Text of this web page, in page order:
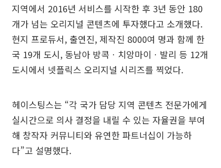
지역에서 2016년 서비스를 시작한 후 3년 동안 180
개가 넘는 오리지널 콘텐츠에 투자했다고 소개했다.
현지 프로듀서, 출연진, 제작진 8000여 명과 함께 한
국 19개 도시, 동남아 방콕ㆍ치앙마이ㆍ발리 등 12개
도시에서 넷플릭스 오리지널 시리즈를 찍었다.
헤이스팅스는 “각 국가 담당 지역 콘텐츠 전문가에게
실시간으로 의사 결정을 내릴 수 있는 자율권을 부여
해 창작자 커뮤니티와 유연한 파트너십이 가능하
다”고 설명했다.